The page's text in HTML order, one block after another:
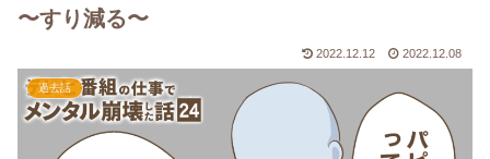
〜すり減る〜
2022.12.12 2022.12.08
過去話